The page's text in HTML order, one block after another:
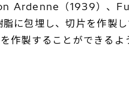
Ardenne（1939）、
に包埋し、切片を作製
作製することができるよ